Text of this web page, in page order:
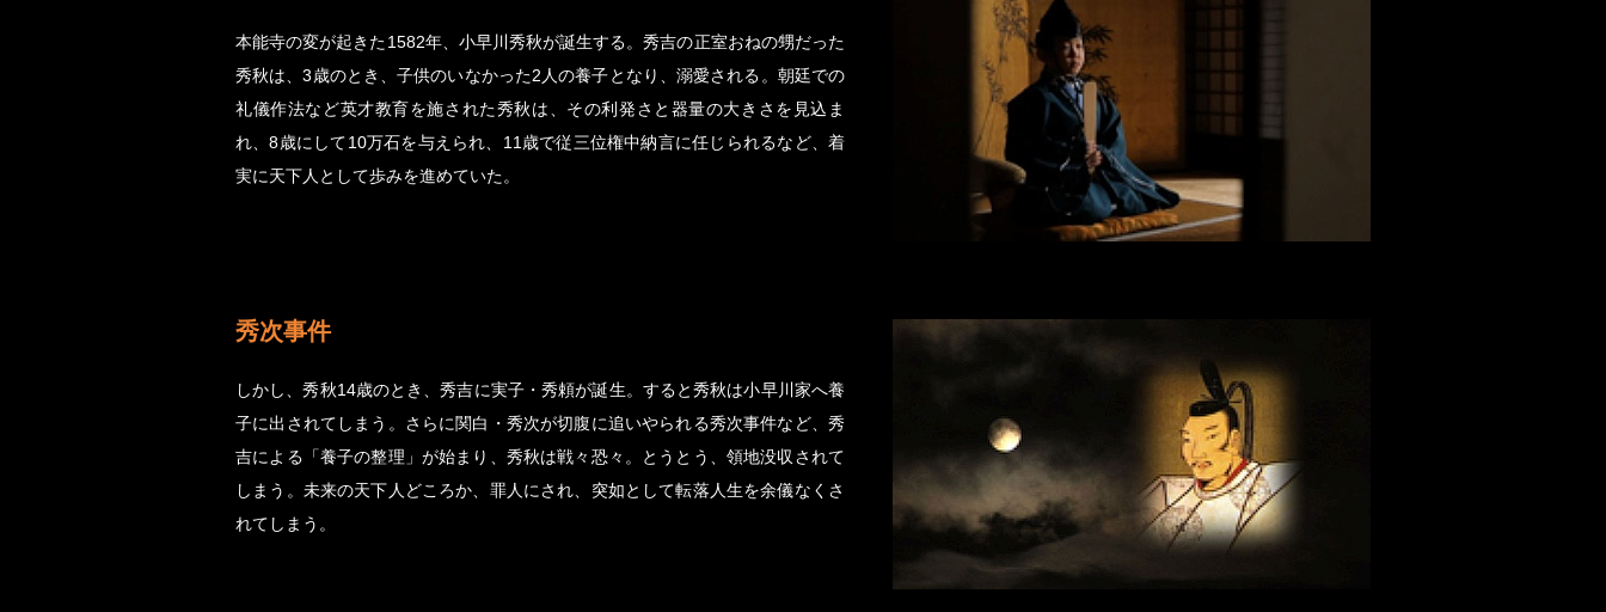
本能寺の変が起きた1582年、小早川秀秋が誕生する。秀吉の正室おねの甥だった
秀秋は、3歳のとき、子供のいなかった2人の養子となり、溺愛される。朝廷での
礼儀作法など英才教育を施された秀秋は、その利発さと器量の大きさを見込ま
れ、8歳にして10万石を与えられ、11歳で従三位権中納言に任じられるなど、着
実に天下人として歩みを進めていた。
秀次事件
しかし、秀秋14歳のとき、秀吉に実子・秀頼が誕生。すると秀秋は小早川家へ養
子に出されてしまう。さらに関白・秀次が切腹に追いやられる秀次事件など、秀
吉による「養子の整理」が始まり、秀秋は戦々恐々。とうとう、領地没収されて
しまう。未来の天下人どころか、罪人にされ、突如として転落人生を余儀なくさ
れてしまう。